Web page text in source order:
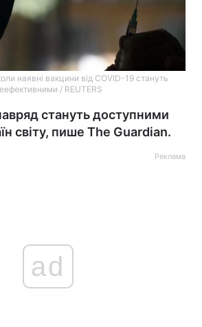
наявні вакцини від COVID-19 стануть
/ REUTERS
стануть доступними
світу, пише The Guardian.
Реклама
ad